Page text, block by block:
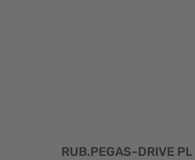
RUB.PEGAS-DRIVE